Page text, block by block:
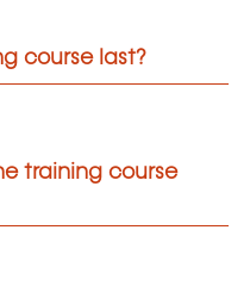
course last?
training course